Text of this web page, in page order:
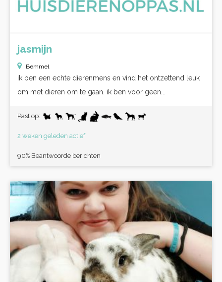
jasmijn
Bemmel
ik ben een echte dierenmens en vind het ontzettend leuk
om met dieren om te gaan. ik ben voor geen...
Past op:
2 weken geleden actief
90% Beantwoorde berichten